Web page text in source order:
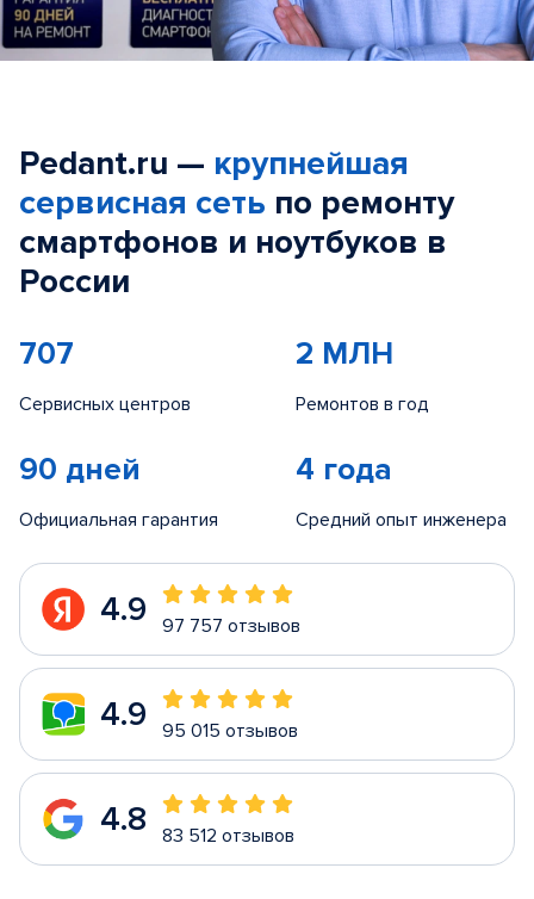
Pedant.ru — крупнейшая
сервисная сеть по ремонту
смартфонов и ноутбуков в
России
707
Сервисных центров
2 МЛН
Ремонтов в год
90 дней
Официальная гарантия
4 года
Средний опыт инженера
4.9 97 757 отзывов
4.9 95 015 отзывов
4.8 83 512 отзывов